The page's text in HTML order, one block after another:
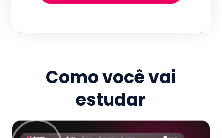
Como você vai
estudar